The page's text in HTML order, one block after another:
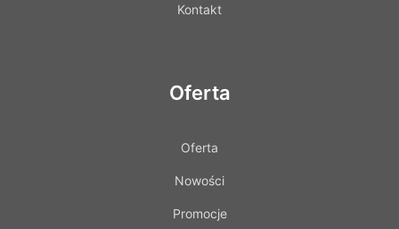
Kontakt
Oferta
Oferta
Nowości
Promocje